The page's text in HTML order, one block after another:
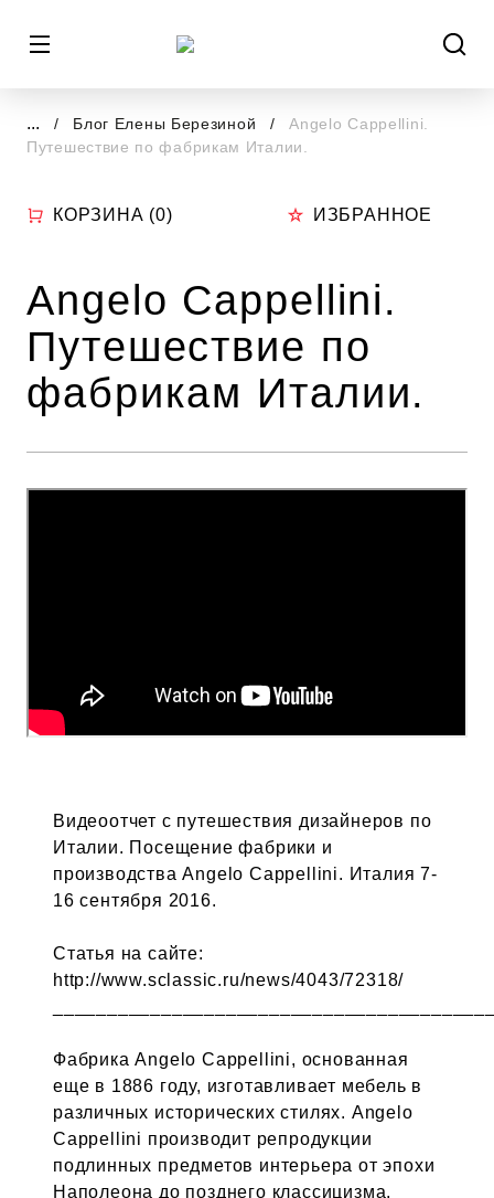
... Блог Елены Березиной
Angelo Cappellini.
Путешествие по фабрикам Италии.
КОРЗИНА (0) ИЗБРАННОЕ
Angelo Cappellini.
Путешествие по
фабрикам Италии.
Видеоотчет с путешествия дизайнеров по
Италии. Посещение фабрики и
производства Angelo Cappellini. Италия 7-
16 сентября 2016.
Статья на сайте:
http://www.sclassic.ru/news/4043/72318/
Фабрика Angelo Cappellini, основанная
еще в 1886 году, изготавливает мебель в
различных исторических стилях. Angelo
Cappellini производит репродукции
подлинных предметов интерьера от эпохи
Наполеона до позднего классицизма,